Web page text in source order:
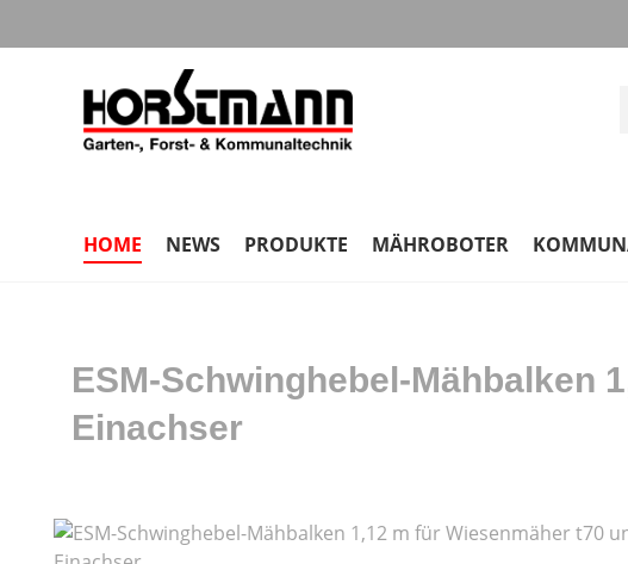
HOME NEWS PRODUKTE MÄHROBOTER
ESM-Schwinghebel-Mähbalken
Einachser
Bildergalerie überspringen